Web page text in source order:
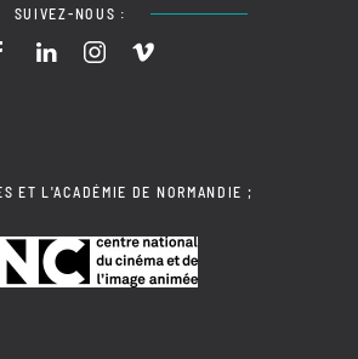
SUIVEZ-NOUS :
ET L'ACADÉMIE DE NORMANDIE ;